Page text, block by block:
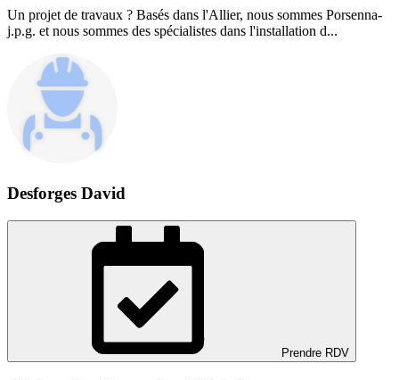
Un projet de travaux ? Basés dans l'Allier, nous sommes Porsenna-
j.p.g. et nous sommes des spécialistes dans l'installation d...
Desforges David
Prendre RDV